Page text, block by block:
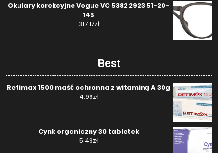
Okulary korekcyjne Vogue VO 5382 2923 51-20-
145
317.17zł
Best
Retimax 1500 maść ochronna z witaminą A 30g
4.99zł
Cynk organiczny 30 tabletek
5.49zł